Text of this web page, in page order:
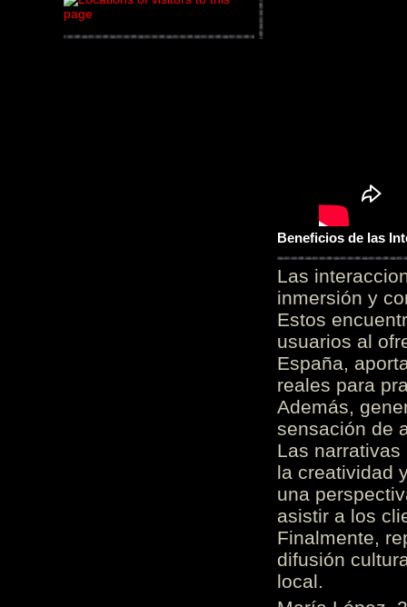
Beneficios de las
Las
inmersión y
Estos
usuarios al
España,
reales para
Además,
sensación de
Las
la creatividad
una
asistir a los
Finalmente,
difusión
local.